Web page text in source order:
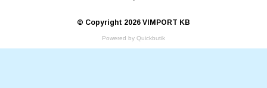
© Copyright 2026 VIMPORT KB
Powered by Quickbutik